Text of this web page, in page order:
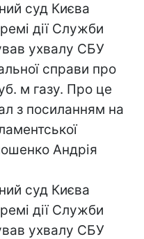
суд Києва
дії Служби
ухвалу СБУ
справи про
м газу. Про це
з посиланням на
Андрія
суд Києва
дії Служби
ухвалу СБУ